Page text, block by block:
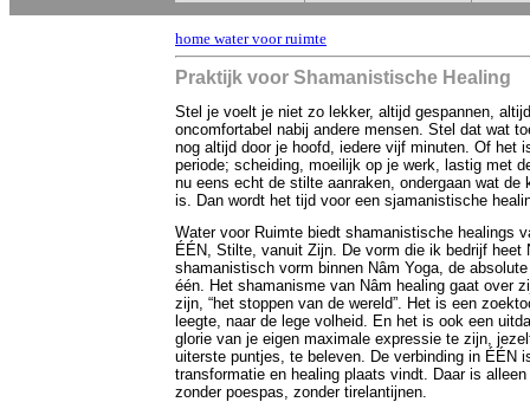
home water voor ruimte
Praktijk voor Shamanistische Healing
Stel je voelt je niet zo lekker, altijd gespannen,
oncomfortabel nabij andere mensen. Stel dat wat
nog altijd door je hoofd, iedere vijf minuten. Of het
periode; scheiding, moeilijk op je werk, lastig met
nu eens echt de stilte aanraken, ondergaan wat de
is. Dan wordt het tijd voor een sjamanistische
Water voor Ruimte biedt shamanistische healings
ÉÉN, Stilte, vanuit Zijn. De vorm die ik bedrijf heet
shamanistisch vorm binnen Nâm Yoga, de
één. Het shamanisme van Nâm healing gaat over
zijn, “het stoppen van de wereld”. Het is een
leegte, naar de lege volheid. En het is ook een
glorie van je eigen maximale expressie te zijn,
uiterste puntjes, te beleven. De verbinding in ÉÉN
transformatie en healing plaats vindt. Daar is
zonder poespas, zonder tirelantijnen.